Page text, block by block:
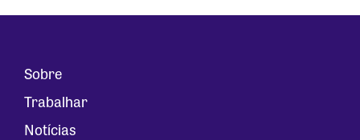
Sobre
Trabalhar
Notícias